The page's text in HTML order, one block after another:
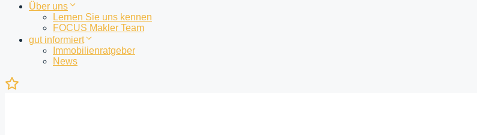
Über uns
Lernen Sie uns kennen
FOCUS Makler Team
gut informiert
Immobilienratgeber
News